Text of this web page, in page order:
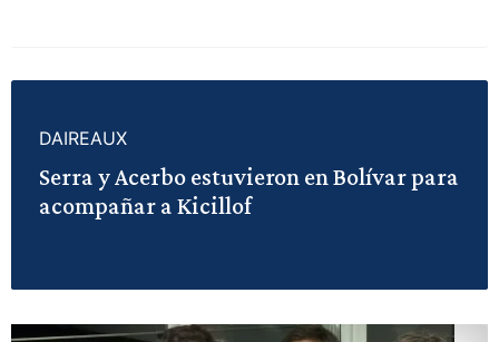
DAIREAUX
Serra y Acerbo estuvieron en Bolívar para
acompañar a Kicillof